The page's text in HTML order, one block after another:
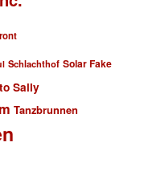
Schlachthof Solar Fake
Sally
Tanzbrunnen